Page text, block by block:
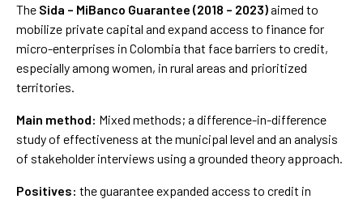
The Sida – MiBanco Guarantee (2018 – 2023)aimed to
mobilize private capital and expand access to finance for
micro-enterprises in Colombia that face barriers to credit,
especially among women, in rural areas and prioritized
territories.
Main method: Mixed methods; a difference-in-difference
study of effectiveness at the municipal level and an analysis
of stakeholder interviews using a grounded theory approach.
Positives: the guarantee expanded access to credit in